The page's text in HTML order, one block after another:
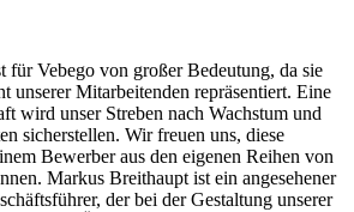
Vebego von großer Bedeutung, da sie
unserer Mitarbeitenden repräsentiert. Eine
wird unser Streben nach Wachstum und
sicherstellen. Wir freuen uns, diese
Bewerber aus den eigenen Reihen von
Markus Breithaupt ist ein angesehener
der bei der Gestaltung unserer